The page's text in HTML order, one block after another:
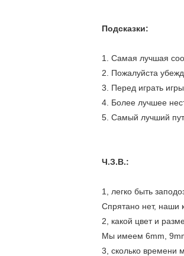
Подсказки:
1. Самая лучшая
2. Пожалуйста
3. Перед играть
4. Более лучшее
5. Самый лучший
Ч.З.В.:
1, легко быть
Спрятано нет, наши
2, какой цвет и
Мы имеем 6mm,
3, сколько времени